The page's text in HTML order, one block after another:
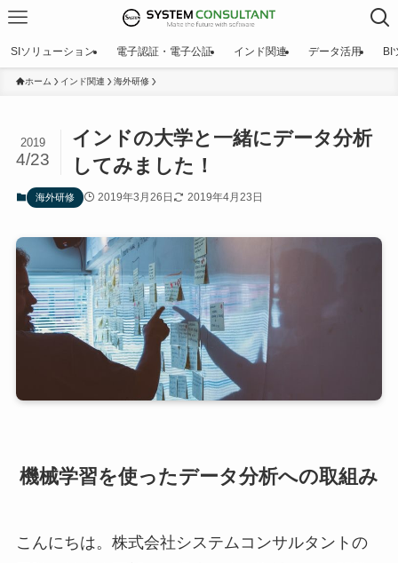
SIソリューション 電子認証・電子公証 インド関連 データ活用 BI
ホーム インド関連 海外研修
インドの大学と一緒にデータ分析
してみました！
2019
4/23
海外研修 2019年3月26日 2019年4月23日
機械学習を使ったデータ分析への取組み
こんにちは。株式会社システムコンサルタントの